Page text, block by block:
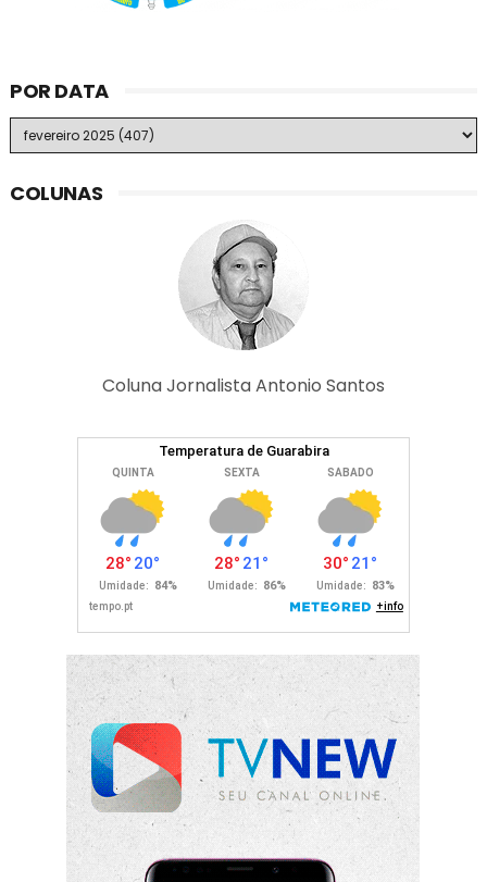
POR DATA
COLUNAS
Coluna Jornalista Antonio Santos